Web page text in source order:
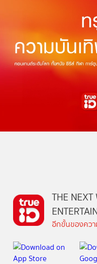
THE
อีกขั้นของคว